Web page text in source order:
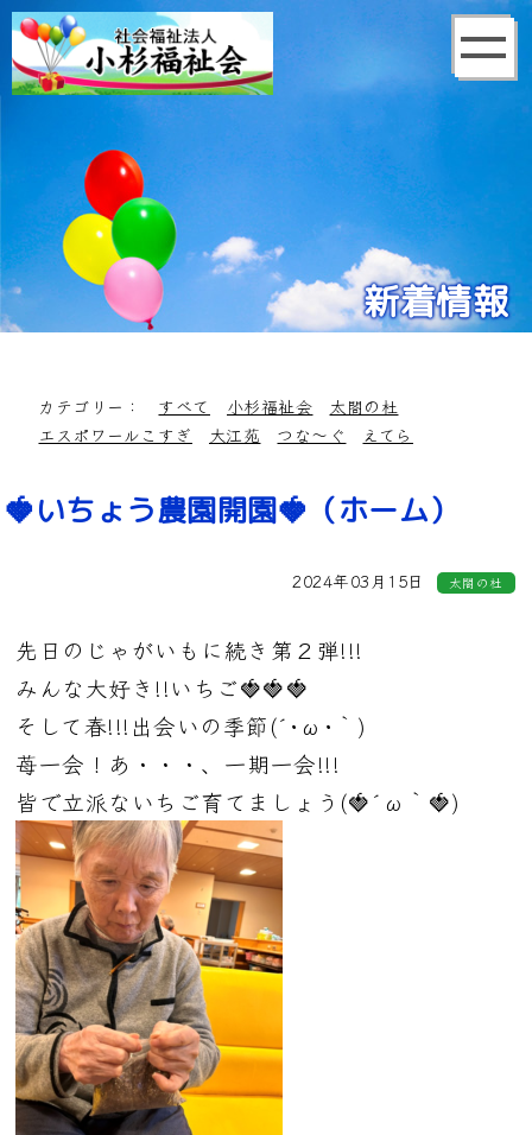
新着情報
カテゴリー： すべて 小杉福祉会
太閤の杜
エスポワールこすぎ
大江苑 つな～ぐ えてら
🍓いちょう農園開園🍓（ホーム）
2024年03月15日 太閤の杜
先日のじゃがいもに続き第２弾!!!
みんな大好き!!いちご🍓🍓🍓
そして春!!!出会いの季節(´･ω･｀)
苺一会！あ・・・、一期一会!!!
皆で立派ないちご育てましょう(🍓´ω｀🍓)